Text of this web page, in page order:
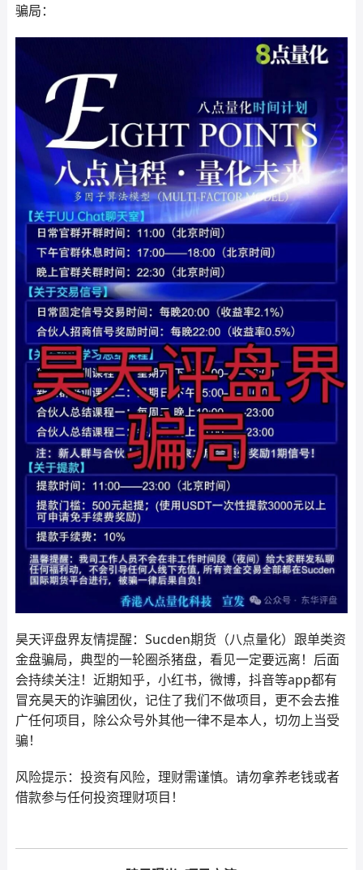
骗局：
昊天评盘界友情提醒：Sucden期货（八点量化）跟单类资
金盘骗局，典型的一轮圈杀猪盘，看见一定要远离！后面
会持续关注！近期知乎，小红书，微博，抖音等app都有
冒充昊天的诈骗团伙，记住了我们不做项目，更不会去推
广任何项目，除公众号外其他一律不是本人，切勿上当受
骗！
风险提示：投资有风险，理财需谨慎。请勿拿养老钱或者
借款参与任何投资理财项目！